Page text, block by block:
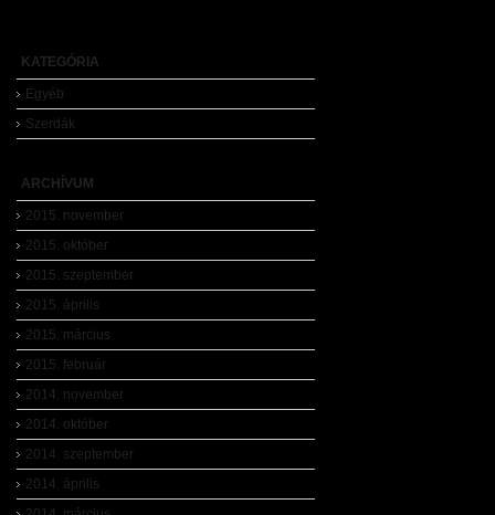
KATEGÓRIA
Egyéb
Szerdák
ARCHÍVUM
2015. november
2015. október
2015. szeptember
2015. április
2015. március
2015. február
2014. november
2014. október
2014. szeptember
2014. április